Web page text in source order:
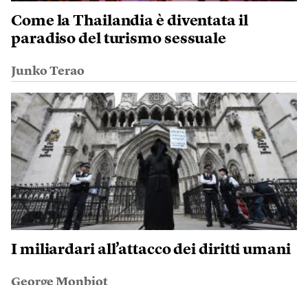
Come la Thailandia è diventata il
paradiso del turismo sessuale
Junko Terao
I miliardari all’attacco dei diritti umani
George Monbiot